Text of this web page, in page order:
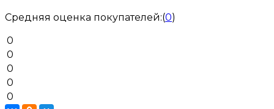
Средняя оценка покупателей:(0)
0
0
0
0
0